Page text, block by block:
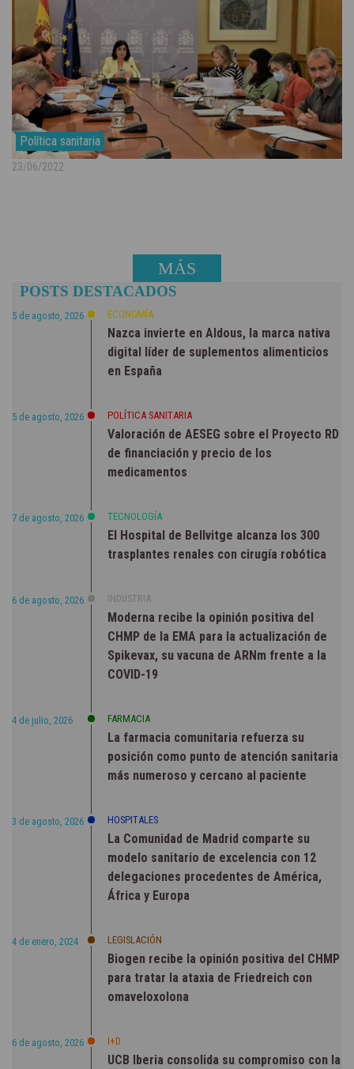
Política sanitaria
23/06/2022
MÁS
NOTICIAS
POSTS DESTACADOS
5 de agosto, 2026 ECONOMÍA
Nazca invierte en Aldous, la marca nativa
digital líder de suplementos alimenticios
en España
5 de agosto, 2026 POLÍTICA SANITARIA
Valoración de AESEG sobre el Proyecto RD
de financiación y precio de los
medicamentos
7 de agosto, 2026 TECNOLOGÍA
El Hospital de Bellvitge alcanza los 300
trasplantes renales con cirugía robótica
6 de agosto, 2026 INDUSTRIA
Moderna recibe la opinión positiva del
CHMP de la EMA para la actualización de
Spikevax, su vacuna de ARNm frente a la
COVID-19
4 de julio, 2026 FARMACIA
La farmacia comunitaria refuerza su
posición como punto de atención sanitaria
más numeroso y cercano al paciente
3 de agosto, 2026 HOSPITALES
La Comunidad de Madrid comparte su
modelo sanitario de excelencia con 12
delegaciones procedentes de América,
África y Europa
4 de enero, 2024 LEGISLACIÓN
Biogen recibe la opinión positiva del CHMP
para tratar la ataxia de Friedreich con
omaveloxolona
6 de agosto, 2026 I+D
UCB Iberia consolida su compromiso con la